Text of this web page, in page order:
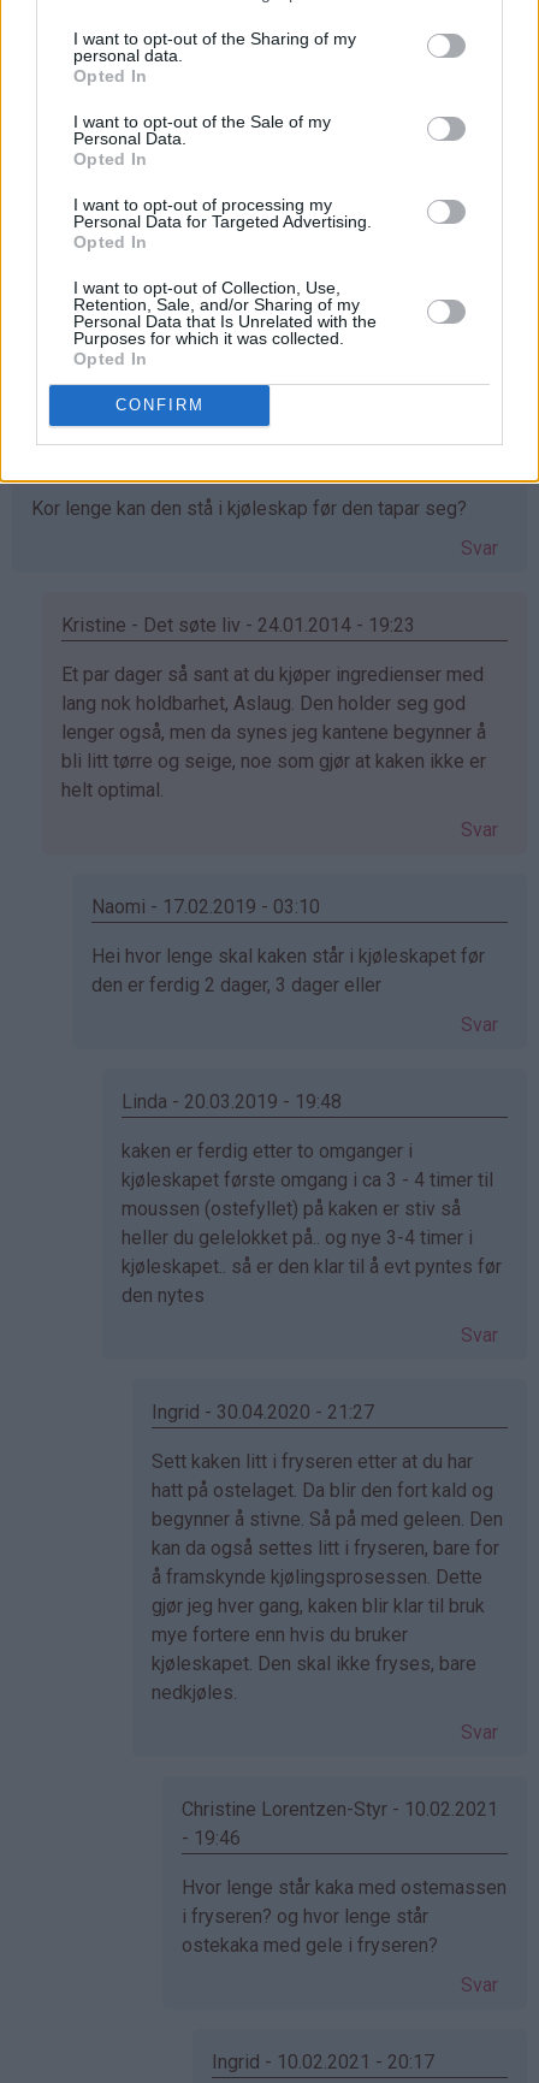
I want to opt-out of the Sharing of my
personal data.
Opted In
I want to opt-out of the Sale of my
Personal Data.
Opted In
I want to opt-out of processing my
Personal Data for Targeted Advertising.
Opted In
I want to opt-out of Collection, Use,
Retention, Sale, and/or Sharing of my
Personal Data that Is Unrelated with the
Purposes for which it was collected.
Opted In
CONFIRM
247 kommentarer
Kor lenge kan den stå i kjøleskap før den tapar seg?
Svar
Kristine - Det søte liv - 24.01.2014 - 19:23
Som
svar
på
av
Aslaug
Et par dager så sant at du kjøper ingredienser med
lang nok holdbarhet, Aslaug. Den holder seg god
lenger også, men da synes jeg kantene begynner å
bli litt tørre og seige, noe som gjør at kaken ikke er
helt optimal.
Svar
Naomi - 17.02.2019 - 03:10
Som
svar
Hei hvor lenge skal kaken står i kjøleskapet før
den er ferdig 2 dager, 3 dager eller
Svar
Linda - 20.03.2019 - 19:48
Som
svar
på
av
Naomi
(ikke
kaken er ferdig etter to omganger i
kjøleskapet første omgang i ca 3 - 4 timer til
moussen (ostefyllet) på kaken er stiv så
heller du gelelokket på.. og nye 3-4 timer i
kjøleskapet.. så er den klar til å evt pyntes før
den nytes
Svar
Ingrid - 30.04.2020 - 21:27
Som
svar
på
av
Linda
(ikke
bekreftet)
Sett kaken litt i fryseren etter at du har
hatt på ostelaget. Da blir den fort kald og
begynner å stivne. Så på med geleen. Den
kan da også settes litt i fryseren, bare for
å framskynde kjølingsprosessen. Dette
gjør jeg hver gang, kaken blir klar til bruk
mye fortere enn hvis du bruker
kjøleskapet. Den skal ikke fryses, bare
nedkjøles.
Svar
Christine Lorentzen-Styr - 10.02.2021
- 19:46
Som
svar
på
bekreftet)
Hvor lenge står kaka med ostemassen
i fryseren? og hvor lenge står
ostekaka med gele i fryseren?
Svar
Ingrid - 10.02.2021 - 20:17